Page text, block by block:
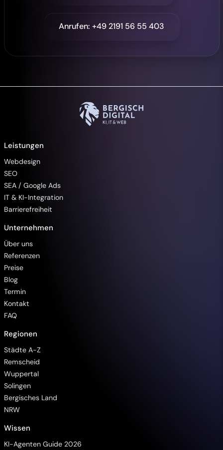
Anrufen: +49 2191 56 55 403
Leistungen
Webdesign
SEO
SEA / Google Ads
IT & KI-Integration
Barrierefreiheit
Unternehmen
Über uns
Referenzen
Preise
Blog
Termin
Kontakt
FAQ
Regionen
Städte A-Z
Remscheid
Wuppertal
Solingen
Bergisches Land
NRW
Wissen
KI-Agenten Guide 2026
Barrierefreiheit
Animationen pausieren